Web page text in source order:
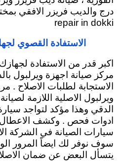
repair in dokki
الاستفادة القصوي
اكبر قدر من الاستفادة
مركز صيانة اجهزة ويرلبول
الاستجابة لطلبات الاصلاح .
ويرلبول الاصلية اللازمة
الدقي وهذا مؤكد لتواجد
ادوات فحص . وكشف
سيارات الصيانة في الشركة
سوف نوفر لك ايضاً المرور
يتسأل البعض عن ضمان